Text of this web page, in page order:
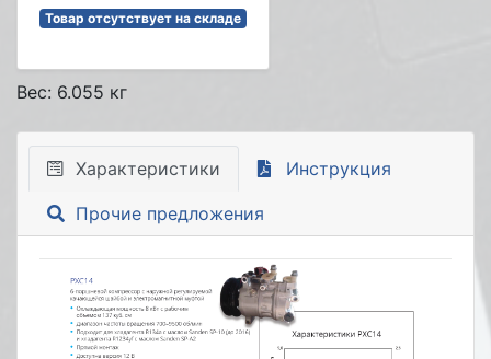
Товар отсутствует на складе
Вес: 6.055 кг
Характеристики Инструкция
Прочие предложения